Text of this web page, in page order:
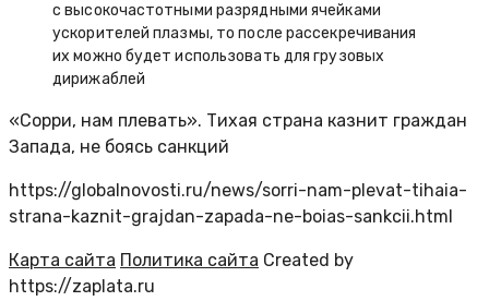
с высокочастотными разрядными ячейками
ускорителей плазмы, то после рассекречивания
их можно будет использовать для грузовых
дирижаблей
«Сорри, нам плевать». Тихая страна казнит граждан
Запада, не боясь санкций
https://globalnovosti.ru/news/sorri-nam-plevat-tihaia-
strana-kaznit-grajdan-zapada-ne-boias-sankcii.html
Карта сайта Политика сайта Created by
https://zaplata.ru